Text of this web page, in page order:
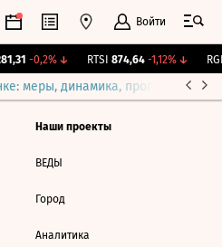
Войти
-0,2%↓ RTSI 874,64 -1,12%↓
меры, динамика, прогнозы
Наши проекты
ВЕДЫ
Город
Аналитика